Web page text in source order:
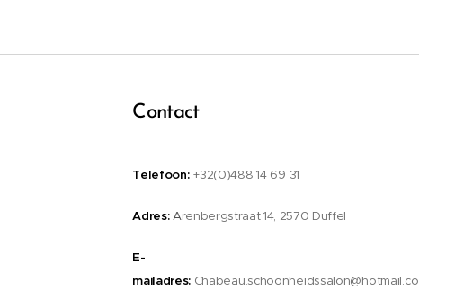
Contact
Telefoon: +32(0)488 14 69 31
Adres:Arenbergstraat 14, 2570 Duffel
E-
mailadres: Chabeau.schoonheidssalon@hotmail.co